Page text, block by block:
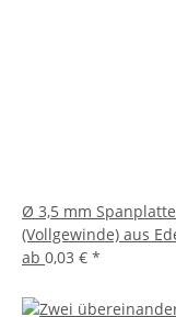
Ø 3,5 mm
(Vollgewinde) aus
ab 0,03 € *